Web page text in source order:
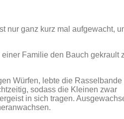
nur ganz kurz mal aufgewacht,
Familie den Bauch gekrault
Würfen, lebte die Rasselbande
sodass die Kleinen zwar
in sich tragen.